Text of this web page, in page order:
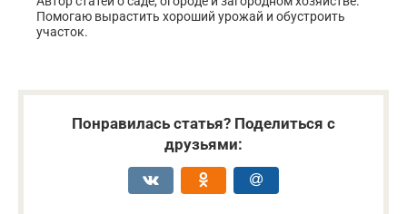
Помогаю вырастить хороший урожай и обустроить
участок.
Понравилась статья? Поделиться с
друзьями: